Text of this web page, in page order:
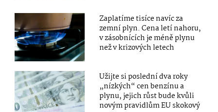
Zaplatíme tisíce navíc za
zemní plyn. Cena letí nahoru,
v zásobnících je méně plynu
než v krizových letech
Užijte si poslední dva roky
„nízkých“ cen benzínu a
plynu, jejich růst bude kvůli
novým pravidlům EU skokový